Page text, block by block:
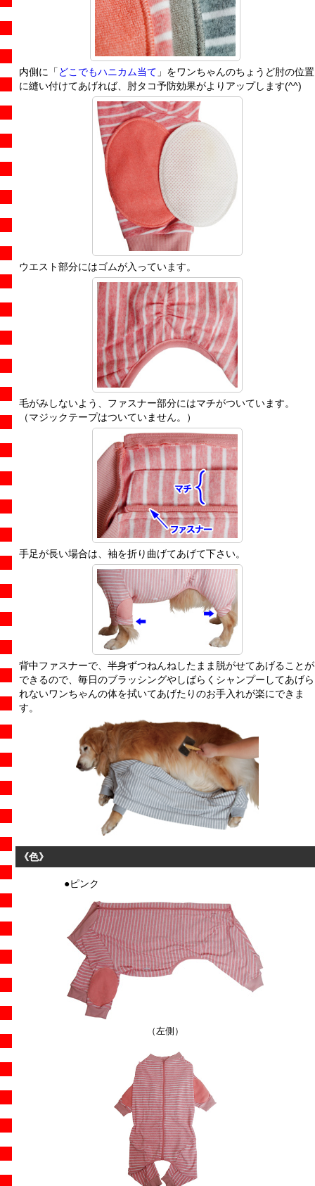
内側に「 どこでもハニカム当て 」をワンちゃんのちょうど肘の位置
に縫い付けてあげれば、肘タコ予防効果がよりアップします(^^)
ウエスト部分にはゴムが入っています。
毛がみしないよう、ファスナー部分にはマチがついています。
（マジックテープはついていません。）
手足が長い場合は、袖を折り曲げてあげて下さい。
背中ファスナーで、半身ずつねんねしたまま脱がせてあげることが
できるので、毎日のブラッシングやしばらくシャンプーしてあげら
れないワンちゃんの体を拭いてあげたりのお手入れが楽にできま
す。
《色》
●ピンク
（左側）